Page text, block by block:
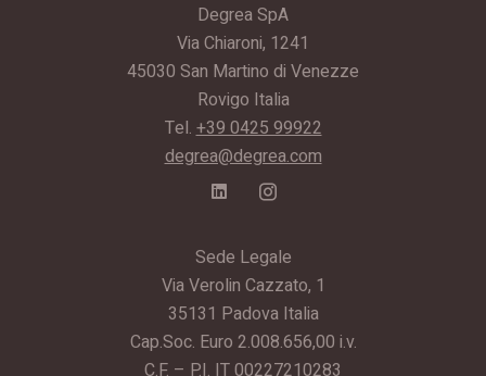
Degrea SpA
Via Chiaroni, 1241
45030 San Martino di Venezze
Rovigo Italia
Tel. +39 0425 99922
degrea@degrea.com
Sede Legale
Via Verolin Cazzato, 1
35131 Padova Italia
Cap.Soc. Euro 2.008.656,00 i.v.
C.F. – P.I. IT 00227210283